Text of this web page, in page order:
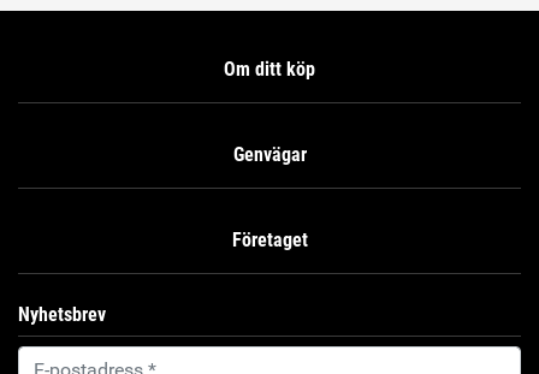
Om ditt köp
Genvägar
Företaget
Nyhetsbrev